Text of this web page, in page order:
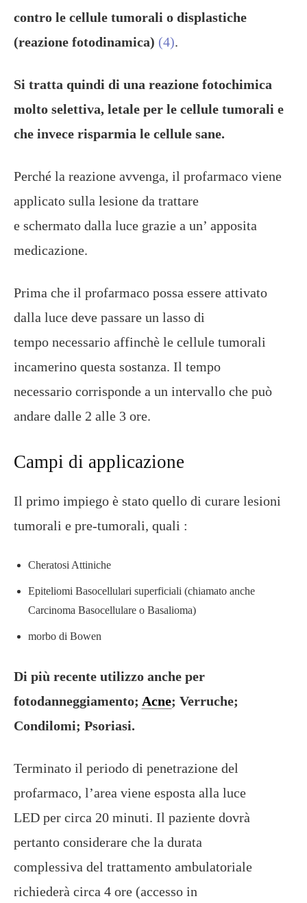
contro le cellule tumorali o displastiche
(reazione fotodinamica) (4).
Si tratta quindi di una reazione fotochimica
molto selettiva, letale per le cellule tumorali e
che invece risparmia le cellule sane.
Perché la reazione avvenga, il profarmaco viene
applicato sulla lesione da trattare
e schermato dalla luce grazie a un’ apposita
medicazione.
Prima che il profarmaco possa essere attivato
dalla luce deve passare un lasso di
tempo necessario affinchè le cellule tumorali
incamerino questa sostanza. Il tempo
necessario corrisponde a un intervallo che può
andare dalle 2 alle 3 ore.
Campi di applicazione
Il primo impiego è stato quello di curare lesioni
tumorali e pre-tumorali, quali :
Cheratosi Attiniche
Epiteliomi Basocellulari superficiali (chiamato anche
Carcinoma Basocellulare o Basalioma)
morbo di Bowen
Di più recente utilizzo anche per
fotodanneggiamento; Acne; Verruche;
Condilomi; Psoriasi.
Terminato il periodo di penetrazione del
profarmaco, l’area viene esposta alla luce
LED per circa 20 minuti. Il paziente dovrà
pertanto considerare che la durata
complessiva del trattamento ambulatoriale
richiederà circa 4 ore (accesso in